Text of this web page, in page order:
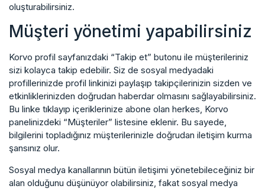
oluşturabilirsiniz.
Müşteri yönetimi yapabilirsiniz
Korvo profil sayfanızdaki “Takip et” butonu ile müşterileriniz
sizi kolayca takip edebilir. Siz de sosyal medyadaki
profillerinizde profil linkinizi paylaşıp takipçilerinizin sizden ve
etkinliklerinizden doğrudan haberdar olmasını sağlayabilirsiniz.
Bu linke tıklayıp içeriklerinize abone olan herkes, Korvo
panelinizdeki “Müşteriler” listesine eklenir. Bu sayede,
bilgilerini topladığınız müşterilerinizle doğrudan iletişim kurma
şansınız olur.
Sosyal medya kanallarının bütün iletişimi yönetebileceğiniz bir
alan olduğunu düşünüyor olabilirsiniz, fakat sosyal medya